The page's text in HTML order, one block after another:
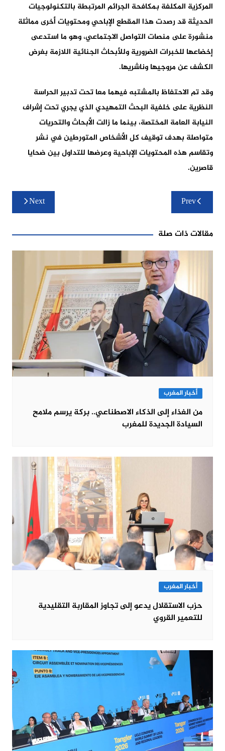
المركزية المكلفة بمكافحة الجرائم المرتبطة بالتكنولوجيات
الحديثة قد رصدت هذا المقطع الإباحي ومحتويات أخرى مماثلة
منشورة على منصات التواصل الاجتماعي، وهو ما استدعى
إخضاعها للخبرات الضرورية وللأبحاث الجنائية اللازمة بغرض
الكشف عن مروجيها وناشريها.
وقد تم الاحتفاظ بالمشتبه فيهما معا تحت تدبير الحراسة
النظرية على خلفية البحث التمهيدي الذي يجري تحت إشراف
النيابة العامة المختصة، بينما ما زالت الأبحاث والتحريات
متواصلة بهدف توقيف كل الأشخاص المتورطين في نشر
وتقاسم هذه المحتويات الإباحية وعرضها للتداول بين ضحايا
قاصرين.
تصفّح
المقالاتPrev
Next
مقالات ذات صلة
أخبار المغرب
من الغذاء إلى الذكاء الاصطناعي.. بركة يرسم ملامح
السيادة الجديدة للمغرب
أخبار المغرب
حزب الاستقلال يدعو إلى تجاوز المقاربة التقليدية
للتعمير القروي